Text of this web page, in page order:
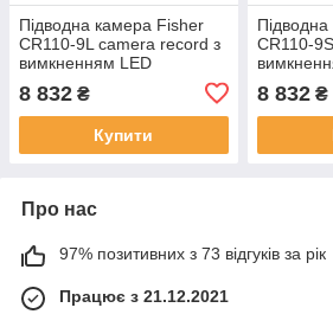
Підводна камера Fisher
CR110-9L camera record з
вимкненням LED
8 832 ₴
Купити
CR110-
8 832₴
Про нас
97% позитивних з 73 відгуків за рік
Працює з 21.12.2021